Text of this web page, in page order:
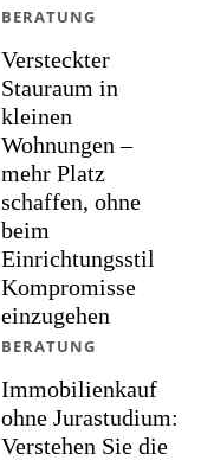
Versteckter
Stauraum in
kleinen
Wohnungen –
mehr Platz
schaffen, ohne
beim
Einrichtungsstil
Kompromisse
einzugehen
BERATUNG
Immobilienkauf
ohne Jurastudium:
Verstehen Sie die
BERATUNG